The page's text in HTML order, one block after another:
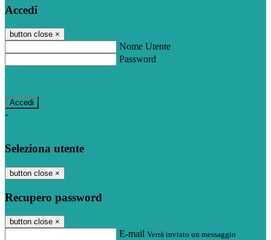
Accedi
button close ×
Nome Utente
Password
-
Seleziona utente
button close ×
Recupero password
button close ×
E-mail Verrà inviato un messaggio